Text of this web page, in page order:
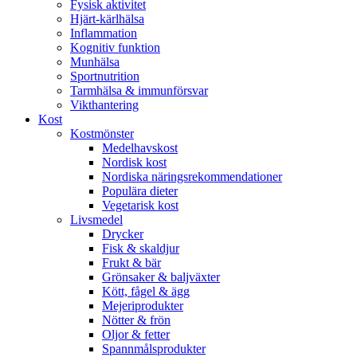
Fysisk aktivitet
Hjärt-kärlhälsa
Inflammation
Kognitiv funktion
Munhälsa
Sportnutrition
Tarmhälsa & immunförsvar
Vikthantering
Kost
Kostmönster
Medelhavskost
Nordisk kost
Nordiska näringsrekommendationer
Populära dieter
Vegetarisk kost
Livsmedel
Drycker
Fisk & skaldjur
Frukt & bär
Grönsaker & baljväxter
Kött, fågel & ägg
Mejeriprodukter
Nötter & frön
Oljor & fetter
Spannmålsprodukter